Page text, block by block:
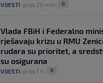
VIJESTI prije 20 min 0
Vlada FBiH i Federalno
rješavaju krizu u RMU
rudara su prioritet, a
su osigurana
VIJESTI prije 1 h 0